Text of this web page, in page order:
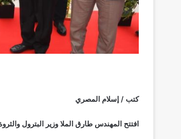
كتب / إسلام المصري
افتتح المهندس طارق الملا وزير البترول